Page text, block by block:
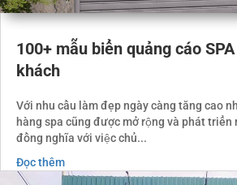
100+ mẫu biển quảng cáo
khách
Với nhu cầu làm đẹp ngày càng tăng cao
hàng spa cũng được mở rộng và phát
đồng nghĩa với việc chủ...
Đọc thêm